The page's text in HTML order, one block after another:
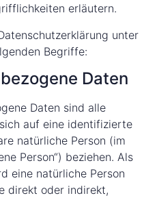
erläutern.
unter
Begriffe:
Daten
Daten sind alle
auf eine identifizierte
natürliche Person (im
Person“) beziehen. Als
eine natürliche Person
direkt oder indirekt,